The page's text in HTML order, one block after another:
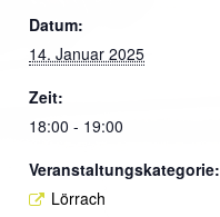
Datum:
14. Januar 2025
Zeit:
18:00 - 19:00
Veranstaltungskategorie:
Lörrach